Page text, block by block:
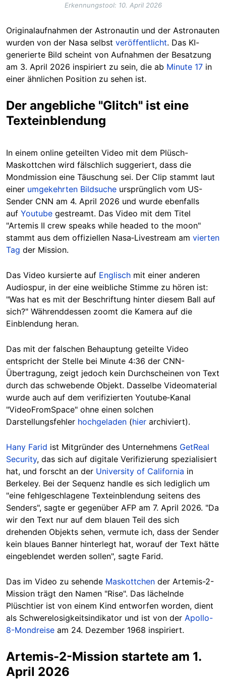
Erkennungstool: 10. April 2026
Originalaufnahmen der Astronautin und der Astronauten
wurden von der Nasa selbst veröffentlicht. Das KI-
generierte Bild scheint von Aufnahmen der Besatzung
am 3. April 2026 inspiriert zu sein, die ab Minute 17 in
einer ähnlichen Position zu sehen ist.
Der angebliche "Glitch" ist eine
Texteinblendung
In einem online geteilten Video mit dem Plüsch-
Maskottchen wird fälschlich suggeriert, dass die
Mondmission eine Täuschung sei. Der Clip stammt laut
einer umgekehrten Bildsuche ursprünglich vom US-
Sender CNN am 4. April 2026 und wurde ebenfalls
auf Youtube gestreamt. Das Video mit dem Titel
"Artemis II crew speaks while headed to the moon"
stammt aus dem offiziellen Nasa‑Livestream am vierten
Tag der Mission.
Das Video kursierte auf Englisch mit einer anderen
Audiospur, in der eine weibliche Stimme zu hören ist:
"Was hat es mit der Beschriftung hinter diesem Ball auf
sich?" Währenddessen zoomt die Kamera auf die
Einblendung heran.
Das mit der falschen Behauptung geteilte Video
entspricht der Stelle bei Minute 4:36 der CNN-
Übertragung, zeigt jedoch kein Durchscheinen von Text
durch das schwebende Objekt. Dasselbe Videomaterial
wurde auch auf dem verifizierten Youtube‑Kanal
"VideoFromSpace" ohne einen solchen
Darstellungsfehler hochgeladen (hier archiviert).
Hany Farid ist Mitgründer des Unternehmens GetReal
Security, das sich auf digitale Verifizierung spezialisiert
hat, und forscht an der University of California in
Berkeley. Bei der Sequenz handle es sich lediglich um
"eine fehlgeschlagene Texteinblendung seitens des
Senders", sagte er gegenüber AFP am 7. April 2026. "Da
wir den Text nur auf dem blauen Teil des sich
drehenden Objekts sehen, vermute ich, dass der Sender
kein blaues Banner hinterlegt hat, worauf der Text hätte
eingeblendet werden sollen", sagte Farid.
Das im Video zu sehende Maskottchen der Artemis-2-
Mission trägt den Namen "Rise". Das lächelnde
Plüschtier ist von einem Kind entworfen worden, dient
als Schwerelosigkeitsindikator und ist von der Apollo-
8-Mondreise am 24. Dezember 1968 inspiriert.
Artemis-2-Mission startete am 1.
April 2026